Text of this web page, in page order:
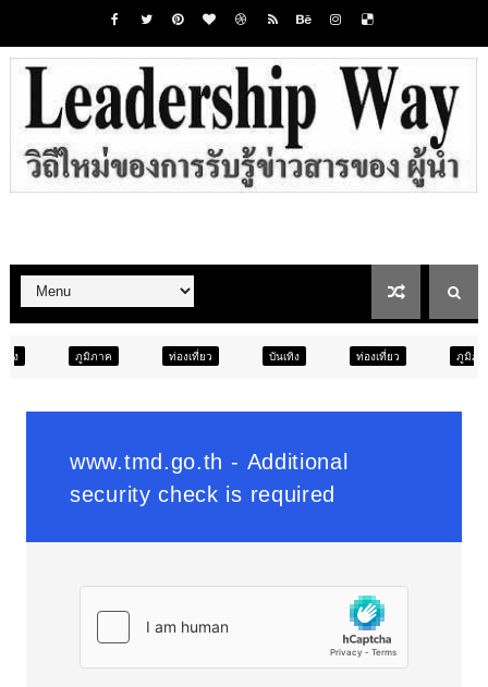
ท่องเที่ยว บันเทิง ท่องเที่ยว ภูมิภาค สังคม